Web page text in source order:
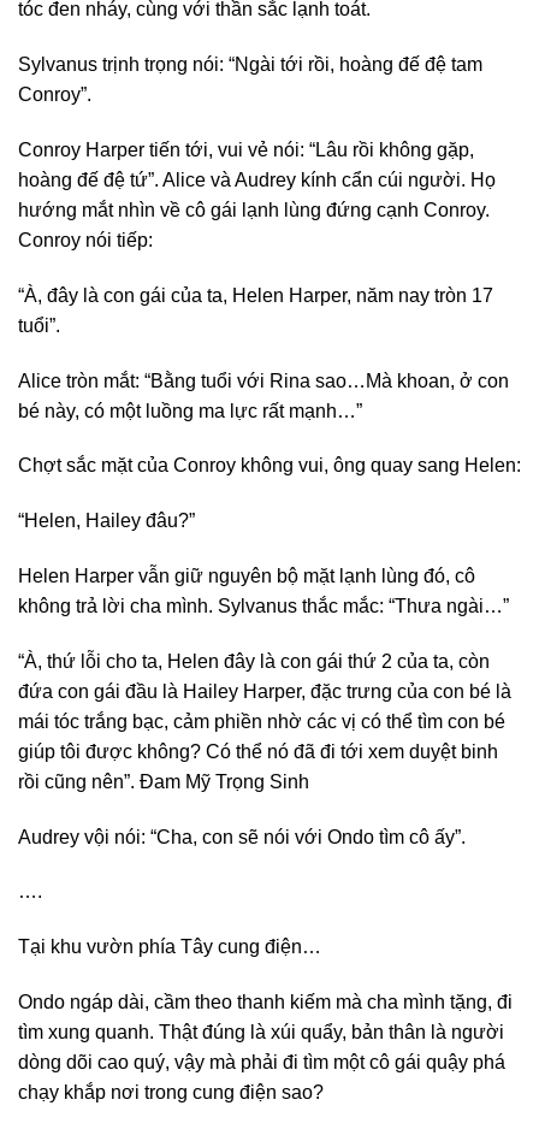
tóc đen nháy, cùng với thần sắc lạnh toát.
Sylvanus trịnh trọng nói: “Ngài tới rồi, hoàng đế đệ tam
Conroy”.
Conroy Harper tiến tới, vui vẻ nói: “Lâu rồi không gặp,
hoàng đế đệ tứ”. Alice và Audrey kính cẩn cúi người. Họ
hướng mắt nhìn về cô gái lạnh lùng đứng cạnh Conroy.
Conroy nói tiếp:
“À, đây là con gái của ta, Helen Harper, năm nay tròn 17
tuổi”.
Alice tròn mắt: “Bằng tuổi với Rina sao…Mà khoan, ở con
bé này, có một luồng ma lực rất mạnh…”
Chợt sắc mặt của Conroy không vui, ông quay sang Helen:
“Helen, Hailey đâu?”
Helen Harper vẫn giữ nguyên bộ mặt lạnh lùng đó, cô
không trả lời cha mình. Sylvanus thắc mắc: “Thưa ngài…”
“À, thứ lỗi cho ta, Helen đây là con gái thứ 2 của ta, còn
đứa con gái đầu là Hailey Harper, đặc trưng của con bé là
mái tóc trắng bạc, cảm phiền nhờ các vị có thể tìm con bé
giúp tôi được không? Có thể nó đã đi tới xem duyệt binh
rồi cũng nên”. Đam Mỹ Trọng Sinh
Audrey vội nói: “Cha, con sẽ nói với Ondo tìm cô ấy”.
….
Tại khu vườn phía Tây cung điện…
Ondo ngáp dài, cầm theo thanh kiếm mà cha mình tặng, đi
tìm xung quanh. Thật đúng là xúi quẩy, bản thân là người
dòng dõi cao quý, vậy mà phải đi tìm một cô gái quậy phá
chạy khắp nơi trong cung điện sao?